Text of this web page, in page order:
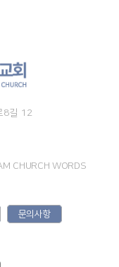
8길 12
CHURCH WORDS
문의사항